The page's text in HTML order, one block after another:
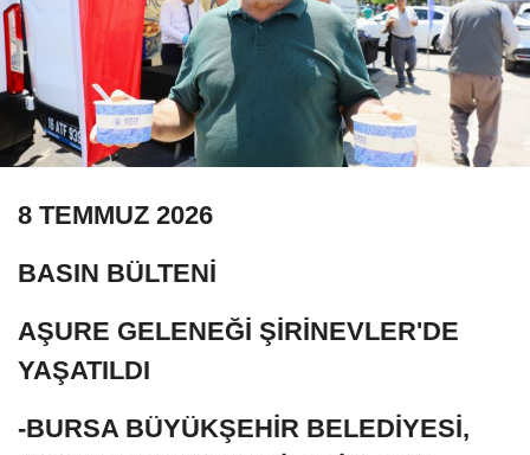
8 TEMMUZ 2026
BASIN BÜLTENİ
AŞURE GELENEĞİ ŞİRİNEVLER'DE
YAŞATILDI
-BURSA BÜYÜKŞEHİR BELEDİYESİ,